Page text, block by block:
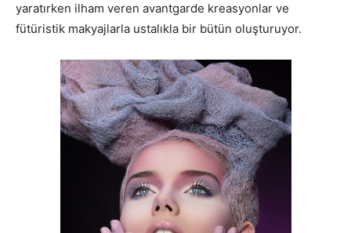
yaratırken ilham veren avantgarde kreasyonlar ve
fütüristik makyajlarla ustalıkla bir bütün oluşturuyor.